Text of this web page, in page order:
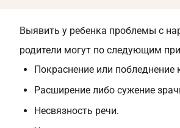
Выявить у ребенка проблемы с
родители могут по следующим
Покраснение или побледнение
Расширение либо сужение
Несвязность речи.